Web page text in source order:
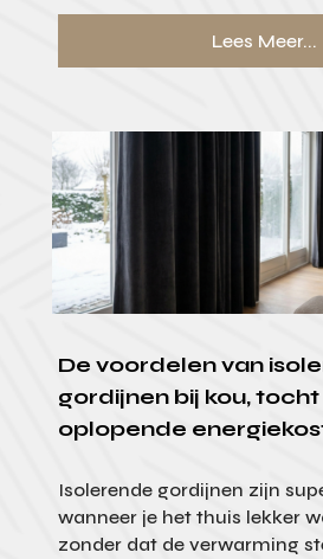
Lees Meer...
De voordelen van
gordijnen bij kou, tocht
oplopende
Isolerende gordijnen zijn
wanneer je het thuis lekker
zonder dat de verwarming